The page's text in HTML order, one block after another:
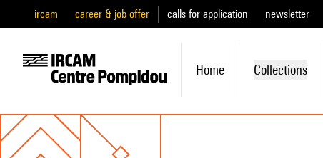
ircam career & job offer calls for application newsletter
Home Collections